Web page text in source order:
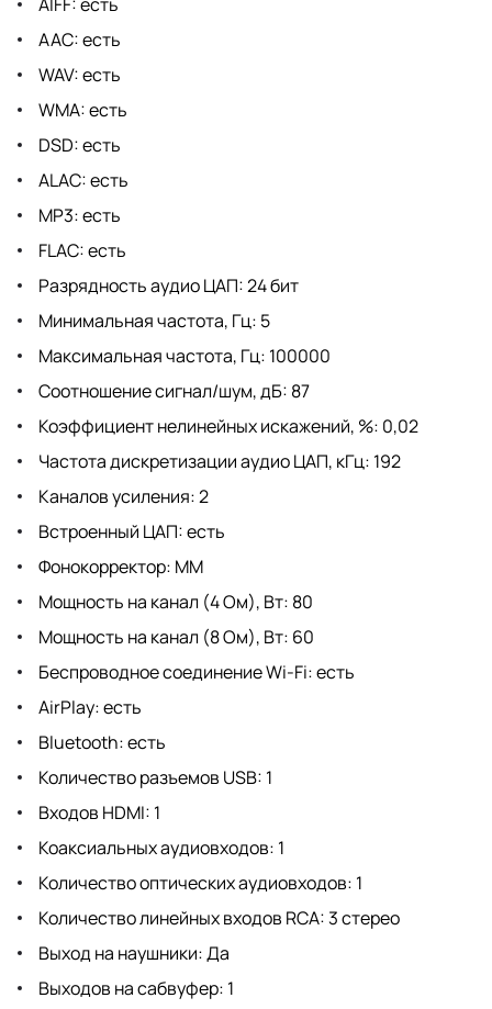
AAC: есть
WAV: есть
WMA: есть
DSD: есть
ALAC: есть
MP3: есть
FLAC: есть
Разрядность аудио ЦАП: 24 бит
Минимальная частота, Гц: 5
Максимальная частота, Гц: 100000
Соотношение сигнал/шум, дБ: 87
Коэффициент нелинейных искажений, %: 0,02
Частота дискретизации аудио ЦАП, кГц: 192
Каналов усиления: 2
Встроенный ЦАП: есть
Фонокорректор: MM
Мощность на канал (4 Ом), Вт: 80
Мощность на канал (8 Ом), Вт: 60
Беспроводное соединение Wi-Fi: есть
AirPlay: есть
Bluetooth: есть
Количество разъемов USB: 1
Входов HDMI: 1
Коаксиальных аудиовходов: 1
Количество оптических аудиовходов: 1
Количество линейных входов RCA: 3 стерео
Выход на наушники: Да
Выходов на сабвуфер: 1